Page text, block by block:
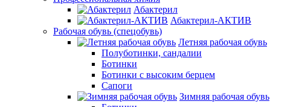
Абактерил
Абактерил-АКТИВ
Рабочая обувь (спецобувь)
Летняя рабочая обувь
Полуботинки, сандалии
Ботинки
Ботинки с высоким берцем
Сапоги
Зимняя рабочая обувь